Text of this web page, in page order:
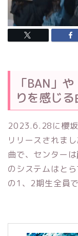
「BAN」
りを感じる
2023.6.28に櫻
リリースされま
曲で、センターは
のシステムはと
の1、2期生全員